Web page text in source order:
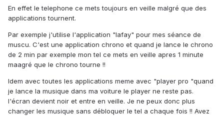
En effet le telephone ce mets toujours en veille malgré que des
applications tournent.
Par exemple j'utilise l'application "lafay" pour mes séance de
muscu. C'est une application chrono et quand je lance le chrono
de 2 min par exemple mon tel ce mets en veille apres 1 minute
maagré que le chrono tourne !!
Idem avec toutes les applications meme avec "player pro "quand
je lance la musique dans ma voiture le player ne reste pas.
l'écran devient noir et entre en veille. Je ne peux donc plus
changer les musique sans débloquer le tel a chaque fois !! Avez